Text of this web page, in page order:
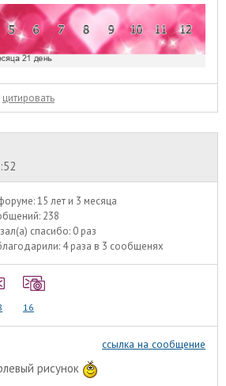
цитировать
15 лет и 3 месяца
238
спасибо: 0 раз
4 раза в 3 сообщенях
16
ссылка на сообщение
рисунок